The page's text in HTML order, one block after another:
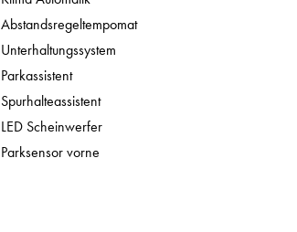
Abstandsregeltempomat
Unterhaltungssystem
Parkassistent
Spurhalteassistent
LED Scheinwerfer
Parksensor vorne